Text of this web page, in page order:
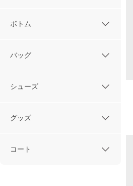
ボトム
バッグ
シューズ
グッズ
コート